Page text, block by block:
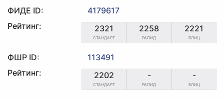
ФИДЕ ID:
4179617
Рейтинг:
2321
СТАНДАРТ
2258
РАПИД
2221
БЛИЦ
ФШР ID:
113491
Рейтинг:
2202
СТАНДАРТ
-
РАПИД
-
БЛИЦ